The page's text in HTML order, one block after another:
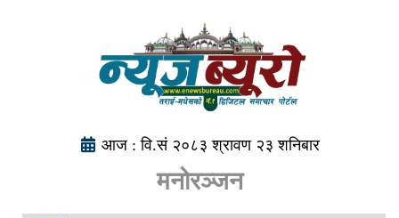
आज : वि.सं २०८३ श्रावण २३ शनिबार
मनोरञ्जन